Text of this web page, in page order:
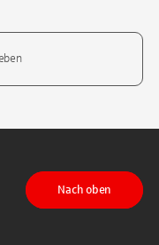
LinkedIn
Nach oben